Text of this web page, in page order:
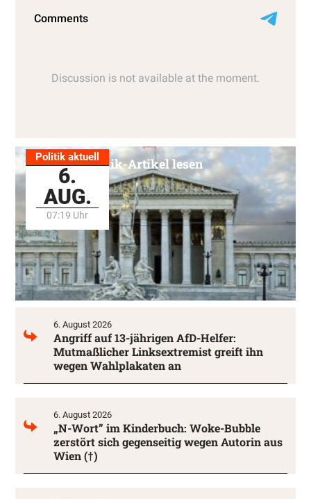
Politik aktuell
6.
AUG.
07:19 Uhr
Alle Politik-Artikel lesen
6. August 2026
Angriff auf 13-jährigen AfD-Helfer:
Mutmaßlicher Linksextremist greift ihn
wegen Wahlplakaten an
6. August 2026
„N-Wort” im Kinderbuch: Woke-Bubble
zerstört sich gegenseitig wegen Autorin aus
Wien (†)